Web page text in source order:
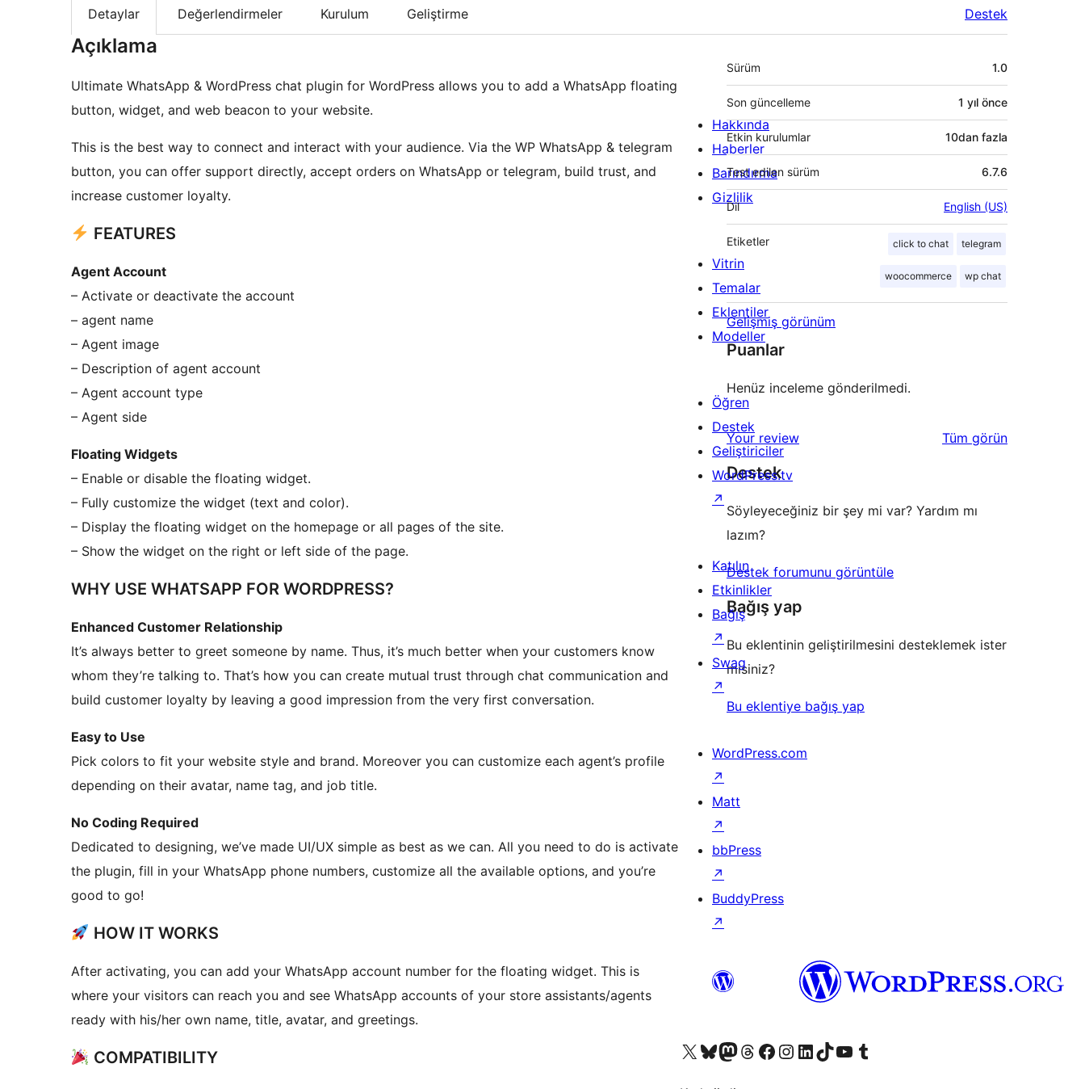
Detaylar Değerlendirmeler Kurulum Geliştirme Destek
Açıklama
Ultimate WhatsApp & WordPress chat plugin for WordPress allows you to add a WhatsApp floating
button, widget, and web beacon to your website.
This is the best way to connect and interact with your audience. Via the WP WhatsApp & telegram
button, you can offer support directly, accept orders on WhatsApp or telegram, build trust, and
increase customer loyalty.
FEATURES
Agent Account
– Activate or deactivate the account
– agent name
– Agent image
– Description of agent account
– Agent account type
– Agent side
Floating Widgets
– Enable or disable the floating widget.
– Fully customize the widget (text and color).
– Display the floating widget on the homepage or all pages of the site.
– Show the widget on the right or left side of the page.
WHY USE WHATSAPP FOR WORDPRESS?
Enhanced Customer Relationship
It’s always better to greet someone by name. Thus, it’s much better when your customers know
whom they’re talking to. That’s how you can create mutual trust through chat communication and
build customer loyalty by leaving a good impression from the very first conversation.
Easy to Use
Pick colors to fit your website style and brand. Moreover you can customize each agent’s profile
depending on their avatar, name tag, and job title.
No Coding Required
Dedicated to designing, we’ve made UI/UX simple as best as we can. All you need to do is activate
the plugin, fill in your WhatsApp phone numbers, customize all the available options, and you’re
good to go!
HOW IT WORKS
After activating, you can add your WhatsApp account number for the floating widget. This is
where your visitors can reach you and see WhatsApp accounts of your store assistants/agents
ready with his/her own name, title, avatar, and greetings.
COMPATIBILITY
Meta
Sürüm 1.0
Son güncelleme 1 yıl önce
Etkin kurulumlar 10dan fazla
Test edilen sürüm 6.7.6
Dil English (US)
Etiketler click to chat telegram
woocommerce wp chat
Gelişmiş görünüm
Puanlar
Henüz inceleme gönderilmedi.
Your review Tüm değerlendirmeleri
görün
Destek
Söyleyeceğiniz bir şey mi var? Yardım mı
lazım?
Destek forumunu görüntüle
Bağış yap
Bu eklentinin geliştirilmesini desteklemek ister
misiniz?
Bu eklentiye bağış yap
Hakkında
Haberler
Barındırma
Gizlilik
Vitrin
Temalar
Eklentiler
Modeller
Öğren
Destek
Geliştiriciler
WordPress.tv
↗
Katılın
Etkinlikler
Bağış
↗
Swag
↗
WordPress.com
↗
Matt
↗
bbPress
↗
BuddyPress
↗
X (eski Twitter) hesabımıza bakın
Bluesky hesabımızı ziyaret edinMastodon hesabımızı ziyaret edinThreads hesabımızı ziyaret edinFacebook sayfamızı ziyaret edinInstagram hesabımızı ziyaret edinLinkedIn hesabımızı ziyaret edinTikTok hesabımızı ziyaret edinYouTube kanalımızı ziyaret edinTumblr hesabımızı ziyaret edin